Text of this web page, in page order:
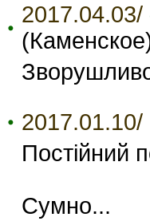
2017.04.03/
2017.01.10/
Постійний
Сумно...